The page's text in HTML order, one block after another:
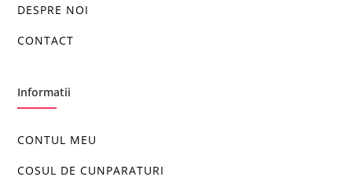
DESPRE NOI
CONTACT
Informatii
CONTUL MEU
COSUL DE CUNPARATURI